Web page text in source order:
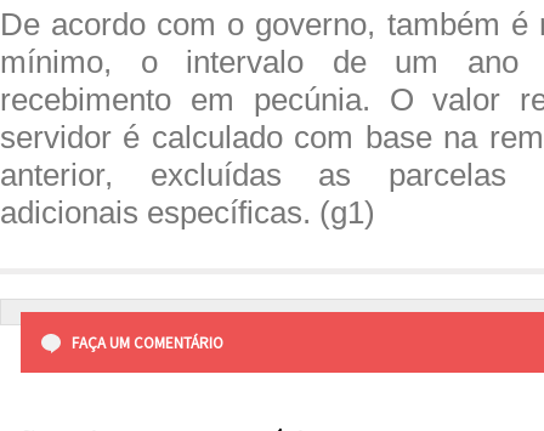
De acordo com o governo, também é
mínimo, o intervalo de um ano
recebimento em pecúnia. O valor
servidor é calculado com base na
anterior, excluídas as parcelas
adicionais específicas. (g1)
FAÇA UM COMENTÁRIO